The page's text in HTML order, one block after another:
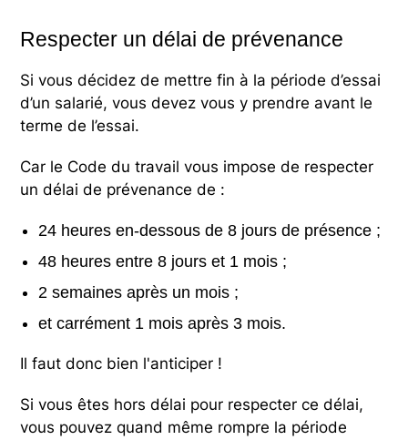
Respecter un délai de prévenance
Si vous décidez de mettre fin à la période d’essai
d’un salarié, vous devez vous y prendre avant le
terme de l’essai.
Car le Code du travail vous impose de respecter
un délai de prévenance de :
24 heures en-dessous de 8 jours de présence ;
48 heures entre 8 jours et 1 mois ;
2 semaines après un mois ;
et carrément 1 mois après 3 mois.
Il faut donc bien l'anticiper !
Si vous êtes hors délai pour respecter ce délai,
vous pouvez quand même rompre la période